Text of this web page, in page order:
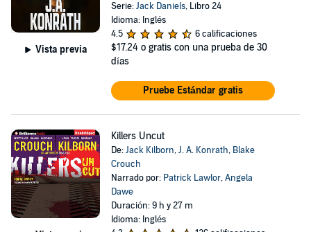
Vista previa
Serie:Jack Daniels, Libro 24
Idioma: Inglés
4.5
6 calificaciones
$17.24 o gratis con una prueba de 30
días
Pruebe Estándar gratis
Killers Uncut
De:Jack Kilborn,J. A. Konrath, Blake
Crouch
Narrado por: Patrick Lawlor,Angela
Dawe
Duración: 9 h y 27 m
Idioma: Inglés